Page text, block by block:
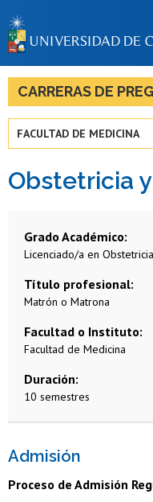
LA
CARRERAS DE
FACULTAD DE MEDICINA
Obstetricia
Grado Académico
Licenciado/a en
Título profesional
Matrón o Matrona
Facultad o Instituto
Facultad de Medicina
Duración
10 semestres
Admisión
Proceso de Admisión